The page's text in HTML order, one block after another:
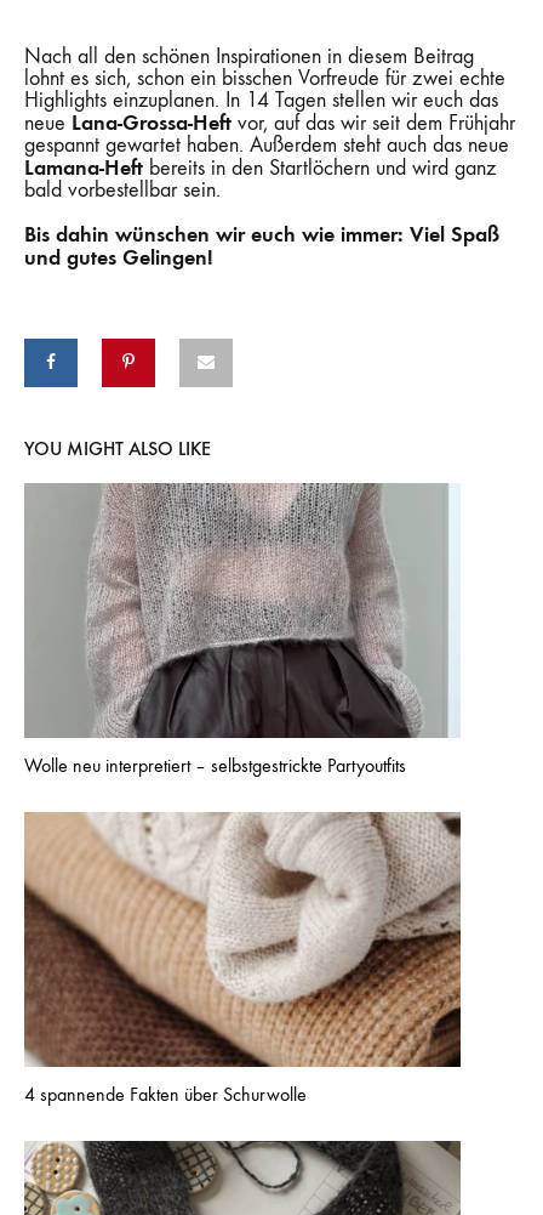
Nach all den schönen Inspirationen in diesem Beitrag
lohnt es sich, schon ein bisschen Vorfreude für zwei echte
Highlights einzuplanen. In 14 Tagen stellen wir euch das
neue Lana-Grossa-Heft vor, auf das wir seit dem Frühjahr
gespannt gewartet haben. Außerdem steht auch das neue
Lamana-Heft bereits in den Startlöchern und wird ganz
bald vorbestellbar sein.
Bis dahin wünschen wir euch wie immer: Viel Spaß
und gutes Gelingen!
YOU MIGHT ALSO LIKE
Wolle neu interpretiert – selbstgestrickte Partyoutfits
4 spannende Fakten über Schurwolle